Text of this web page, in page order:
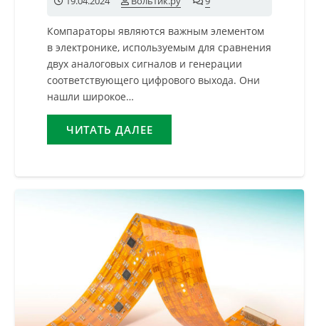
Компараторы являются важным элементом
в электронике, используемым для сравнения
двух аналоговых сигналов и генерации
соответствующего цифрового выхода. Они
нашли широкое…
ЧИТАТЬ ДАЛЕЕ